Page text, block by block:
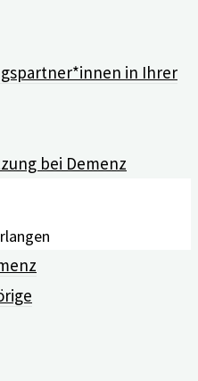
in Ihrer
bei Demenz
Erlangen-Nürnberg
und Public Health